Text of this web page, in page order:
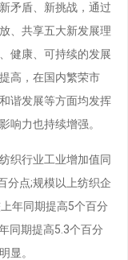
矛盾、新挑战，通过
、共享五大新发展理
健康、可持续的发展
高，在国内繁荣市
谐发展等方面均发挥
响力也持续增强。
织行业工业增加值同
分点;规模以上纺织企
年同期提高5个百分
同期提高5.3个百分
显。